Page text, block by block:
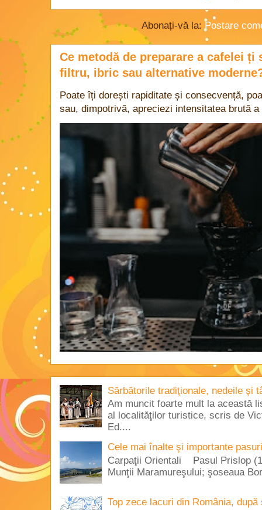
Abonați-vă la:Postare
Ce metodă de preparare a cafelei
filtru, ibric sau alternative
Poate îți dorești rapiditate și consecvență,
sau, dimpotrivă, apreciezi intensitatea brută
Sărbătorile tradiţionale, nedeile şi
Am muncit foarte mult la această
al localităţilor turistice, scris de
Ed....
Cele mai înalte şi importante
Carpaţii Orientali Pasul Prislop
Munţii Maramureşului; şoseaua
Top zece lacuri din România, după